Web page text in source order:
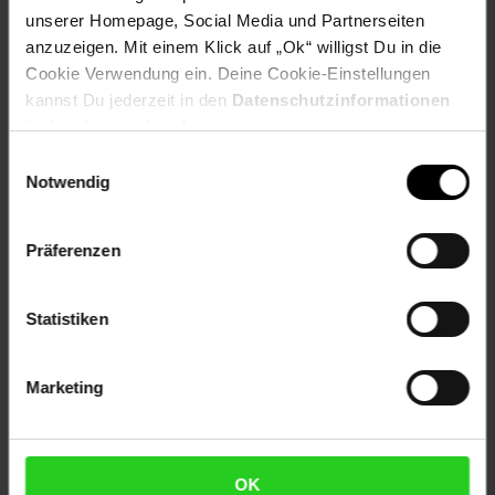
unserer Homepage, Social Media und Partnerseiten
anzuzeigen. Mit einem Klick auf „Ok“ willigst Du in die
Cookie Verwendung ein. Deine Cookie-Einstellungen
kannst Du jederzeit in den Datenschutzinformationen
ändern bzw. widerrufen.
Notwendig
Präferenzen
Statistiken
Marketing
OK
Lieferumfang:1x Tefal DUETTO Kochtopf
Artikelnummer: 2614188000
EAN: 3168430326330
Fußzeile
Weitere Online-Angebote
Netto Reisen TV-Shop Weinwelt